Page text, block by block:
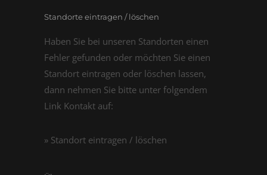
Standorte eintragen / löschen
Haben Sie bei unseren Standorten einen
Fehler gefunden oder möchten Sie einen
Standort eintragen oder löschen lassen,
dann nehmen Sie bitte unter folgendem
Link Kontakt auf:
» Standort eintragen / löschen